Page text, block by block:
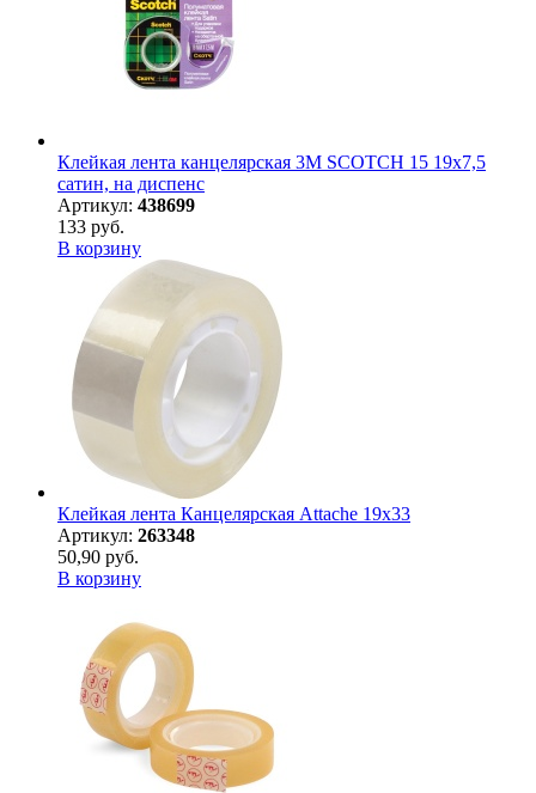
Клейкая лента канцелярская 3M SCOTCH 15 19х7,5
сатин, на диспенс
Артикул: 438699
133 руб.
В корзину
Клейкая лента Канцелярская Attache 19x33
Артикул: 263348
50,90 руб.
В корзину